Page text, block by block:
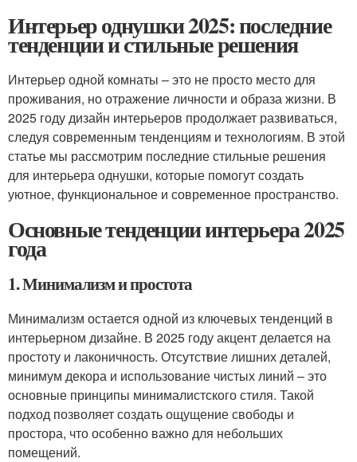
Интерьер однушки 2025: последние
тенденции и стильные решения
Интерьер одной комнаты – это не просто место для
проживания, но отражение личности и образа жизни. В
2025 году дизайн интерьеров продолжает развиваться,
следуя современным тенденциям и технологиям. В этой
статье мы рассмотрим последние стильные решения
для интерьера однушки, которые помогут создать
уютное, функциональное и современное пространство.
Основные тенденции интерьера 2025
года
1. Минимализм и простота
Минимализм остается одной из ключевых тенденций в
интерьерном дизайне. В 2025 году акцент делается на
простоту и лаконичность. Отсутствие лишних деталей,
минимум декора и использование чистых линий – это
основные принципы минималистского стиля. Такой
подход позволяет создать ощущение свободы и
простора, что особенно важно для небольших
помещений.